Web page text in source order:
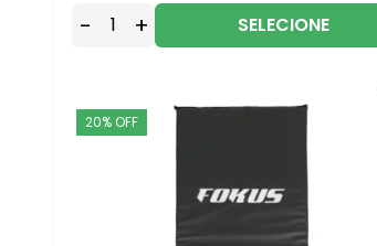
- + SELECIONE
20% OFF